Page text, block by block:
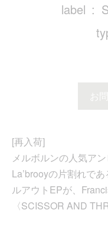
label
お
[再入荷]
メルボルンの人気ア
La’brooyの片割れで
ルアウトEPが、
〈SCISSOR AND